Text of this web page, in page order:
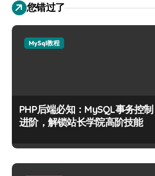
您错过了
MySql教程
PHP后端必知：MySQL事务控制
进阶，解锁站长学院高阶技能